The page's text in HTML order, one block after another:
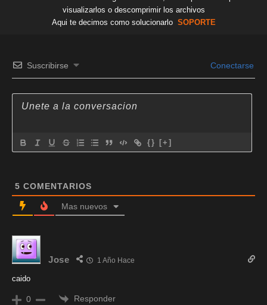
visualizarlos o descomprimir los archivos
Aqui te decimos como solucionarlo SOPORTE
Suscribirse Conectarse
{} [+]
5 COMENTARIOS
Mas nuevos
Jose 1 Año Hace
caido
0 Responder